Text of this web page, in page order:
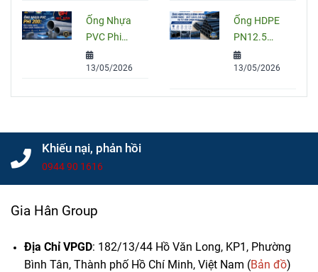
thuật
Chọn Đúng
Cho Công
Trình
Ống Nhựa
PVC Phi
200: Quy
Cách, Giá
Trình
13/05/2026
Ống HDPE
PN12.5
Bình Minh
Chính Hãng
Chọn Mua
13/05/2026
Khiếu nại, phản hồi
0944 90 1616
Gia Hân Group
Địa Chỉ VPGD: 182/13/44 Hồ Văn Long, KP1, Phường
Bình Tân, Thành phố Hồ Chí Minh, Việt Nam (Bản đồ)